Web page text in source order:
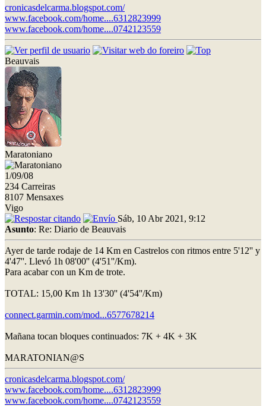
cronicasdelcarma.blogspot.com/
www.facebook.com/home....6312823999
www.facebook.com/home....0742123559
Beauvais
Maratoniano
1/09/08
234 Carreiras
8107 Mensaxes
Vigo
Sáb, 10 Abr 2021, 9:12
Asunto: Re: Diario de Beauvais
Ayer de tarde rodaje de 14 Km en Castrelos con ritmos entre 5'12'' y
4'47''. Llevó 1h 08'00'' (4'51''/Km).
Para acabar con un Km de trote.
TOTAL: 15,00 Km 1h 13'30'' (4'54''/Km)
connect.garmin.com/mod...6577678214
Mañana tocan bloques continuados: 7K + 4K + 3K
MARATONIAN@S
cronicasdelcarma.blogspot.com/
www.facebook.com/home....6312823999
www.facebook.com/home....0742123559